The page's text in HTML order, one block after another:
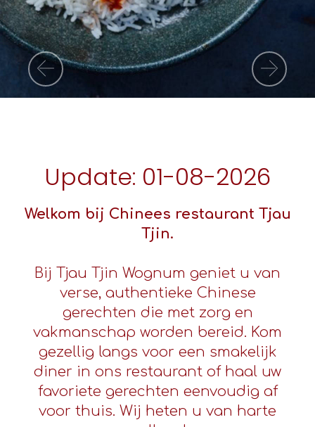
Previous
Update: 01-08-2026
Welkom bij Chinees restaurant Tjau
Tjin.
Bij Tjau Tjin Wognum geniet u van
verse, authentieke Chinese
gerechten die met zorg en
vakmanschap worden bereid. Kom
gezellig langs voor een smakelijk
diner in ons restaurant of haal uw
favoriete gerechten eenvoudig af
voor thuis. Wij heten u van harte